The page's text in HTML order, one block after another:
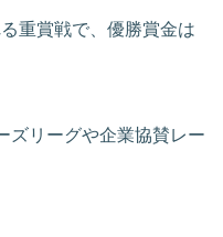
重賞戦で、優勝賞金は
ズリーグや企業協賛レー